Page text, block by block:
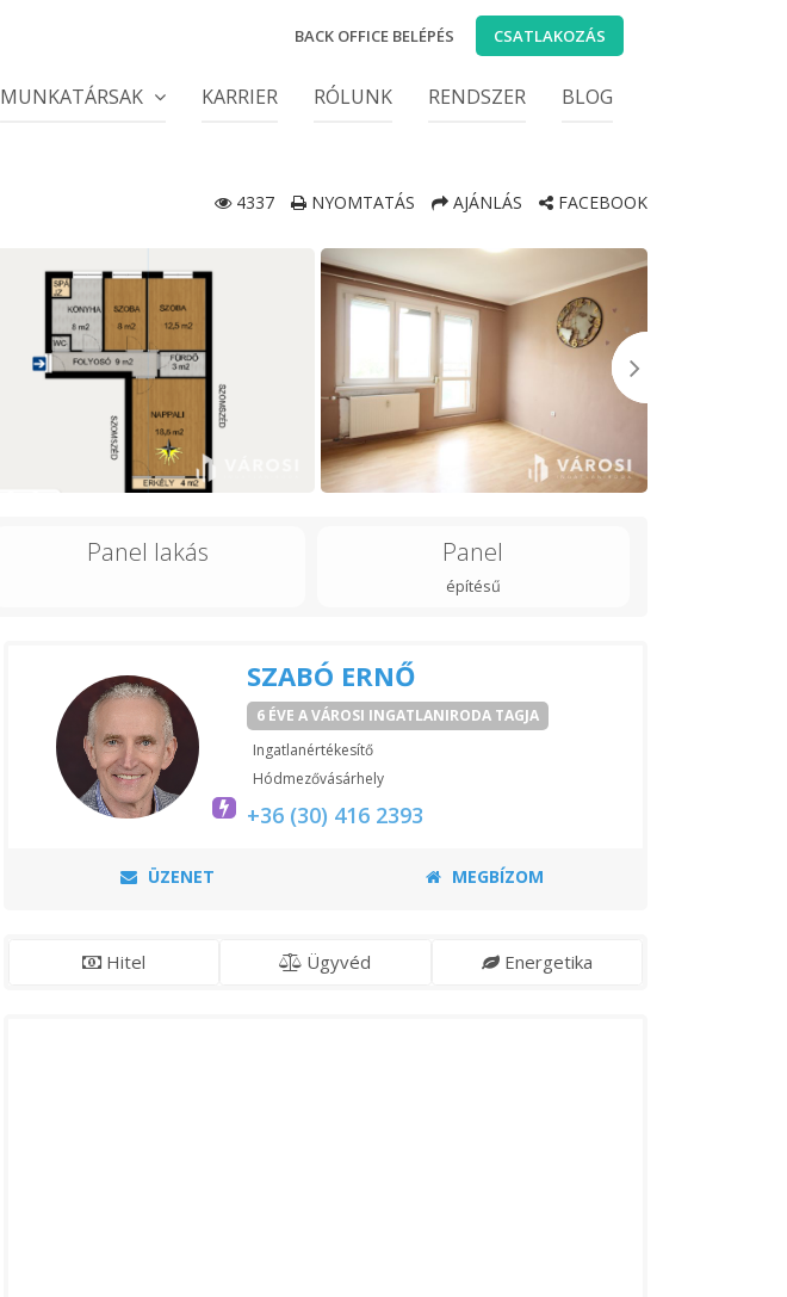
BACK OFFICE BELÉPÉS CSATLAKOZÁS
MUNKATÁRSAK KARRIER RÓLUNK RENDSZER BLOG
4337 NYOMTATÁS AJÁNLÁS FACEBOOK
Panel lakás Panel
építésű
SZABÓ ERNŐ
6 ÉVE A VÁROSI INGATLANIRODA TAGJA
Ingatlanértékesítő
Hódmezővásárhely
+36 (30) 416 2393
ÜZENET MEGBÍZOM
Hitel Ügyvéd Energetika